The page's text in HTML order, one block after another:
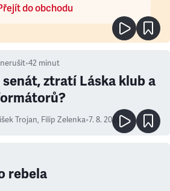
do obchodu
•42 minut
ztratí Láska klub a
Trojan, Filip Zelenka•7. 8. 2026
rebela